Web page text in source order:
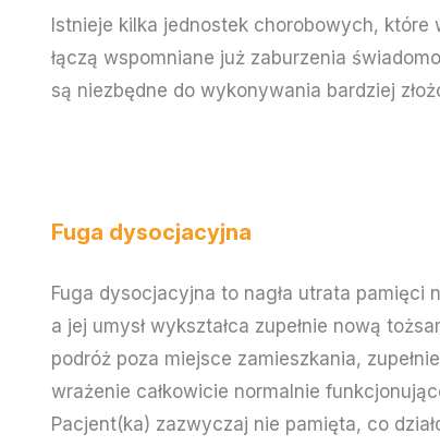
Istnieje kilka jednostek chorobowych,
łączą wspomniane już zaburzenia
są niezbędne do wykonywania bardziej
Fuga dysocjacyjna
Fuga dysocjacyjna to nagła utrata
a jej umysł wykształca zupełnie nową
podróż poza miejsce zamieszkania,
wrażenie całkowicie normalnie
Pacjent(ka) zazwyczaj nie pamięta, co